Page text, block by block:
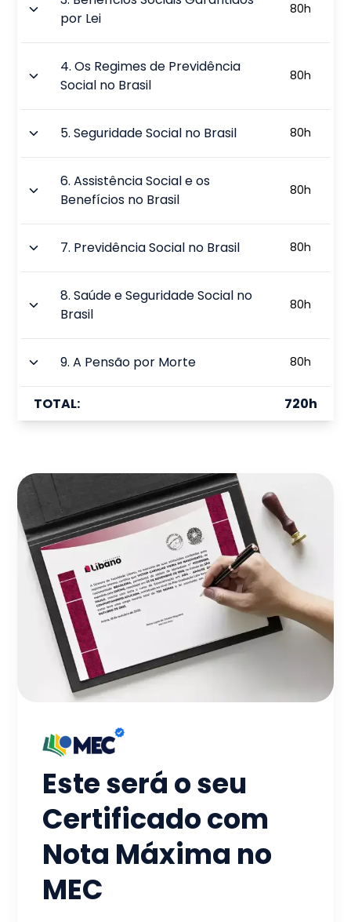
por Lei
80h
4.Os Regimes de Previdência
Social no Brasil
80h
5.Seguridade Social no Brasil 80h
6.Assistência Social e os
Benefícios no Brasil
80h
7. Previdência Social no Brasil 80h
8.Saúde e Seguridade Social no
Brasil
80h
9.A Pensão por Morte 80h
TOTAL: 720h
Este será o seu
Certificado com
Nota Máxima no
MEC